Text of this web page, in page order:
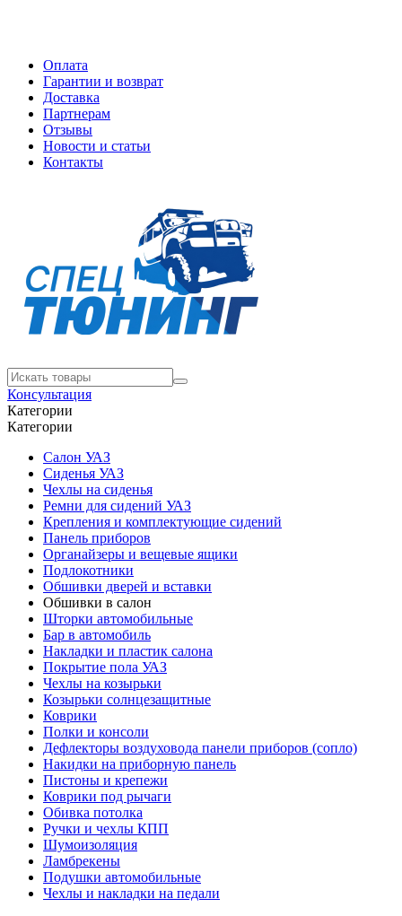
Оплата
Гарантии и возврат
Доставка
Партнерам
Отзывы
Новости и статьи
Контакты
Консультация
Категории
Категории
Салон УАЗ
Сиденья УАЗ
Чехлы на сиденья
Ремни для сидений УАЗ
Крепления и комплектующие сидений
Панель приборов
Органайзеры и вещевые ящики
Подлокотники
Обшивки дверей и вставки
Обшивки в салон
Шторки автомобильные
Бар в автомобиль
Накладки и пластик салона
Покрытие пола УАЗ
Чехлы на козырьки
Козырьки солнцезащитные
Коврики
Полки и консоли
Дефлекторы воздуховода панели приборов (сопло)
Накидки на приборную панель
Пистоны и крепежи
Коврики под рычаги
Обивка потолка
Ручки и чехлы КПП
Шумоизоляция
Ламбрекены
Подушки автомобильные
Чехлы и накладки на педали